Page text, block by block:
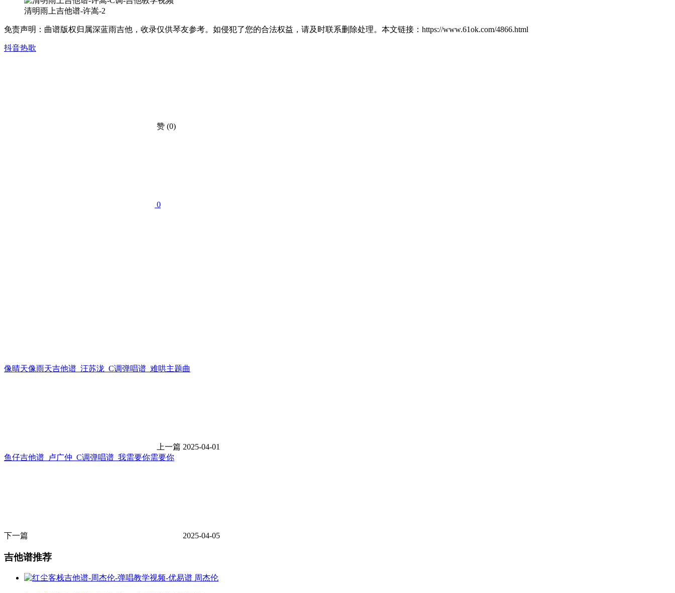
清明雨上吉他谱-许嵩-2
免责声明：曲谱版权归属深蓝雨吉他，收录仅供琴友参考。如侵犯了您的合法权益，请及时联系删除处理。本文链接：https://www.61ok.com/4866.html
抖音热歌
赞 (0)
0
像晴天像雨天吉他谱_汪苏泷_C调弹唱谱_难哄主题曲
上一篇 2025-04-01
鱼仔吉他谱_卢广仲_C调弹唱谱_我需要你需要你
下一篇 2025-04-05
吉他谱推荐
周杰伦